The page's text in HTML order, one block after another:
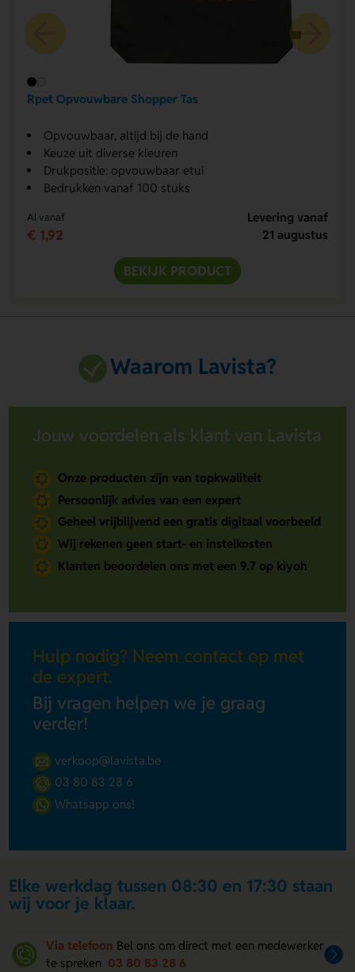
Rpet Opvouwbare Shopper Tas
Opvouwbaar, altijd bij de hand
Keuze uit diverse kleuren
Drukpositie: opvouwbaar etui
Bedrukken vanaf 100 stuks
Al vanaf
€ 1,92
Levering vanaf
21 augustus
BEKIJK PRODUCT
Waarom Lavista?
Jouw voordelen als klant van Lavista
Onze producten zijn van topkwaliteit
Persoonlijk advies van een expert
Geheel vrijblijvend een gratis digitaal voorbeeld
Wij rekenen geen start- en instelkosten
Klanten beoordelen ons met een 9.7 op kiyoh
Hulp nodig? Neem contact op met
de expert.
Bij vragen helpen we je graag
verder!
verkoop@lavista.be
03 80 83 28 6
Whatsapp ons!
Elke werkdag tussen 08:30 en 17:30 staan
wij voor je klaar.
Via telefoon Bel ons om direct met een medewerker
te spreken 03 80 83 28 6